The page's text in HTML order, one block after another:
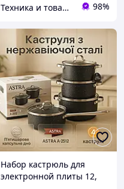
Техника и товары для дома 98%
Набор кастрюль для
электронной плиты 12,